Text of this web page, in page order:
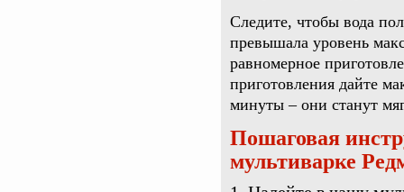
Следите, чтобы вода
превышала уровень
равномерное
приготовления дайте
минуты – они станут
Пошаговая
мультиварке